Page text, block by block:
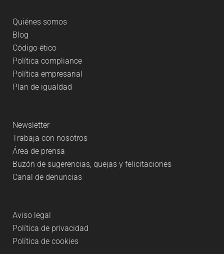
Quiénes somos
Blog
Código ético
Política compliance
Política empresarial
Plan de igualdad
Newsletter
Trabaja con nosotros
Área de prensa
Buzón de sugerencias, quejas y felicitaciones
Canal de denuncias
Aviso legal
Política de privacidad
Política de cookies